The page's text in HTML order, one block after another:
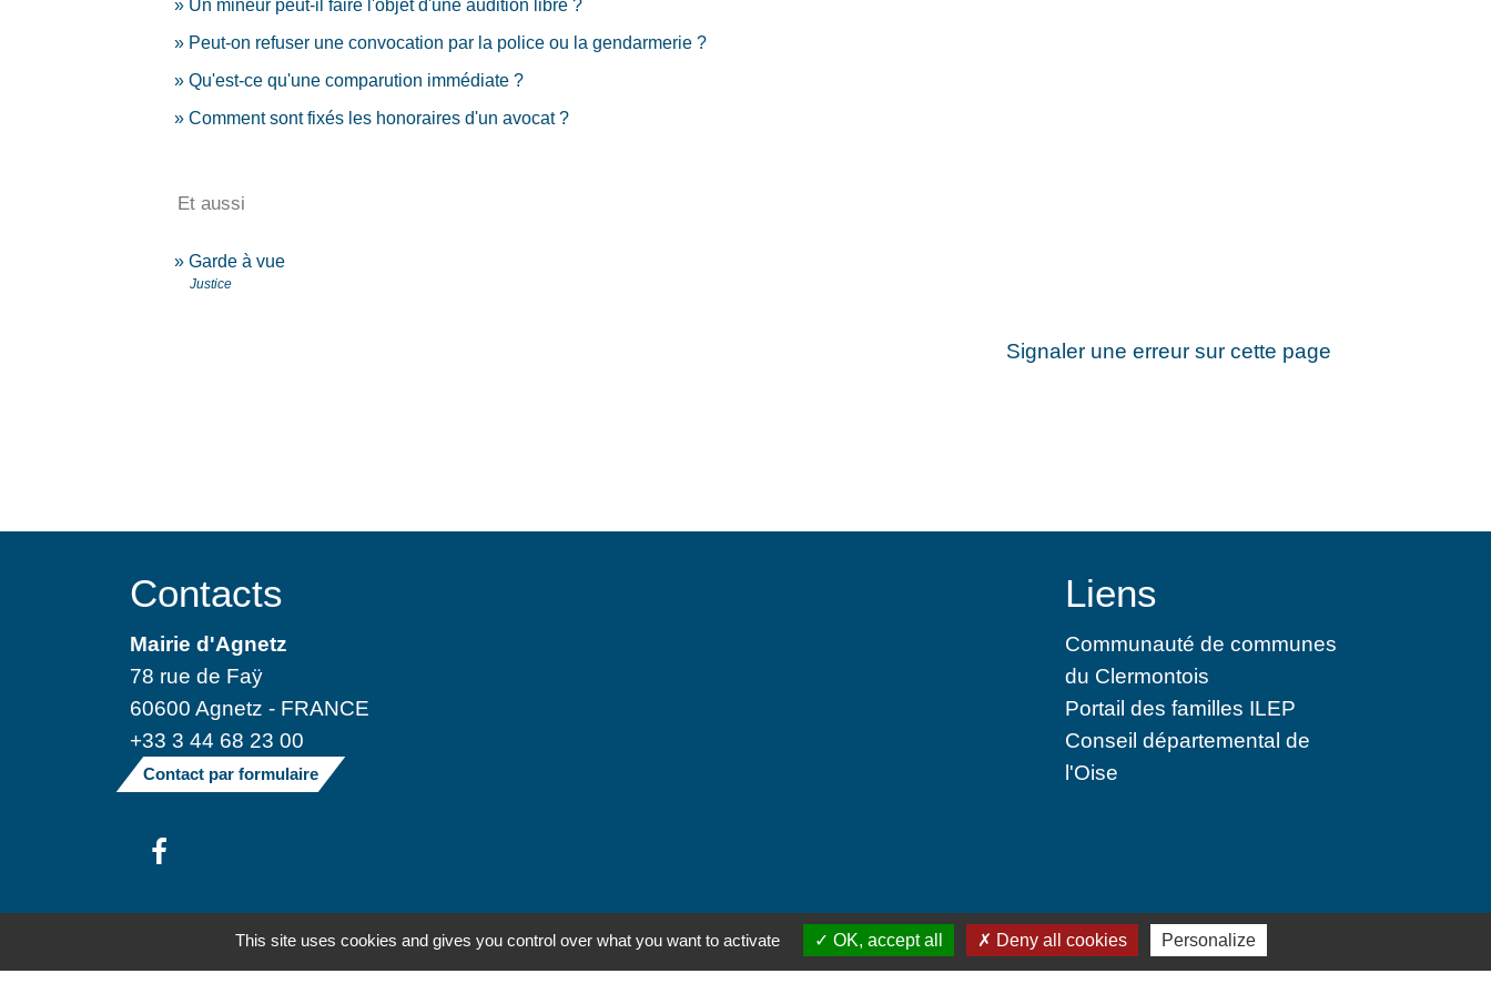
Un mineur peut-il faire l'objet d'une audition libre ?
Peut-on refuser une convocation par la police ou la gendarmerie ?
Qu'est-ce qu'une comparution immédiate ?
Comment sont fixés les honoraires d'un avocat ?
Et aussi
Garde à vue
Justice
Signaler une erreur sur cette page
Contacts
Mairie d'Agnetz
78 rue de Faÿ
60600 Agnetz - FRANCE
+33 3 44 68 23 00
Contact par formulaire
Liens
Communauté de communes
du Clermontois
Portail des familles ILEP
Conseil départemental de
l'Oise
Mentions légales - Politique de confidentialité - Accessibilité - Plan du site - Gestion des cookies
This site uses cookies and gives you control over what you want to activate OK, accept all Deny all cookies Personalize